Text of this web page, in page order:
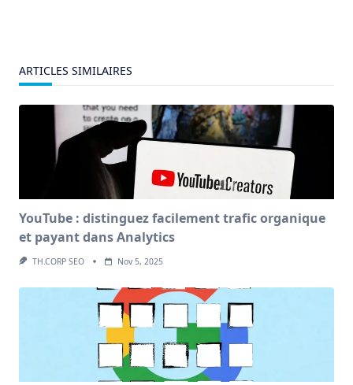
ARTICLES SIMILAIRES
YouTube : distinguez facilement trafic organique
et payant dans Analytics
TH.CORP SEO Nov 5, 2025